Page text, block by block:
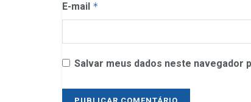
E-mail *
Salvar meus dados neste navegador